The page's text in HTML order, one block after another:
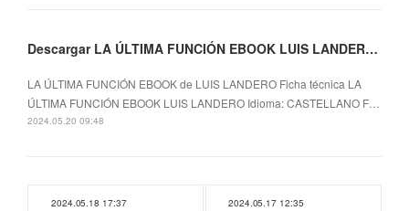
Descargar LA ÚLTIMA FUNCIÓN EBOOK LUIS LANDERO Gratis - EPUB, PDF y MOBI
LA ÚLTIMA FUNCIÓN EBOOK de LUIS LANDERO Ficha técnica LA
ÚLTIMA FUNCIÓN EBOOK LUIS LANDERO Idioma: CASTELLANO F…
2024.05.20 09:48
2024.05.18 17:37 2024.05.17 12:35